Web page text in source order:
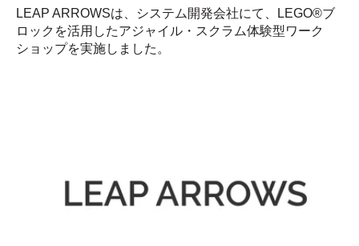
LEAP ARROWSは、システム開発会社にて、LEGO®ブ
ロックを活用したアジャイル・スクラム体験型ワーク
ショップを実施しました。